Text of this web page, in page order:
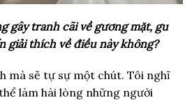
gây tranh cãi về gương mặt, gu
giải thích về điều này không?
mà sẽ tự sự một chút. Tôi nghĩ
làm hài lòng những người